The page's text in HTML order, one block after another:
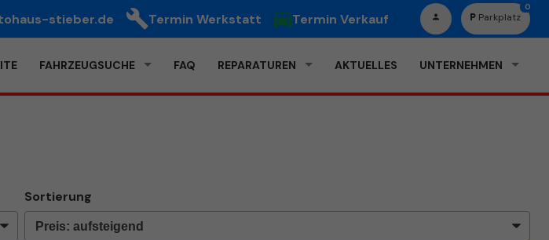
stieber.de Termin Werkstatt Termin Verkauf Parkplatz
0
FAHRZEUGSUCHE FAQ REPARATUREN AKTUELLES UNTERNEHMEN
Sortierung